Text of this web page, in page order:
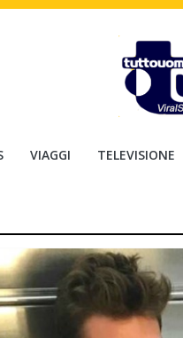
VIAGGI TELEVISIONE